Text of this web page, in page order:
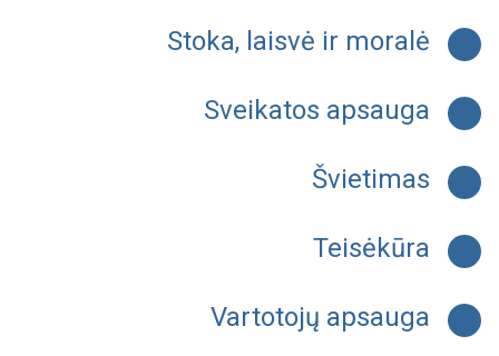
Stoka, laisvė ir moralė
Sveikatos apsauga
Švietimas
Teisėkūra
Vartotojų apsauga